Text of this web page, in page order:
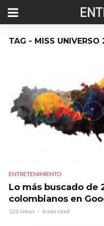
TAG - MISS UNIVERSO
ENTRETENIMIENTO
Lo más buscado de
colombianos en
122 views 4 min read